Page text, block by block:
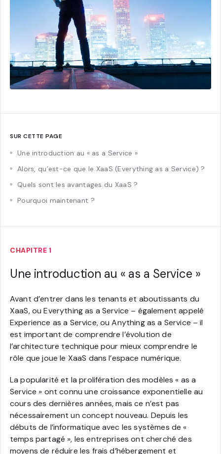
SUR CETTE PAGE
Une introduction au « as a Service »
Alors, qu’est-ce que le XaaS (Everything as a Service) ?
Quels sont les avantages du XaaS ?
Pourquoi maintenant ?
CHAPITRE 1
Une introduction au « as a Service »
Avant d’entrer dans les tenants et aboutissants du
XaaS, ou Everything as a Service – également appelé
Experience as a Service, ou Anything as a Service – il
est important de comprendre l’évolution de
l’architecture technique pour mieux comprendre le
rôle que joue le XaaS dans l’espace numérique.
La popularité et la prolifération des modèles « as a
Service » ont connu une croissance exponentielle au
cours des dernières années, mais ce n’est pas
nécessairement un concept nouveau. Depuis les
débuts de l’informatique avec les systèmes de «
temps partagé », les entreprises ont cherché des
moyens de réduire les frais d’hébergement et